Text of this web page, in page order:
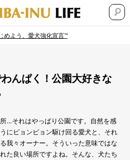
めよう、愛犬強化宣言™
んぱく！公園大好きな
…それはやっぱり公園です。自然を感
にピョンピョン駆け回る愛犬と、それ
我々オーナー。そういった意味ではな
た良い場所ですよね。そんな、犬たち